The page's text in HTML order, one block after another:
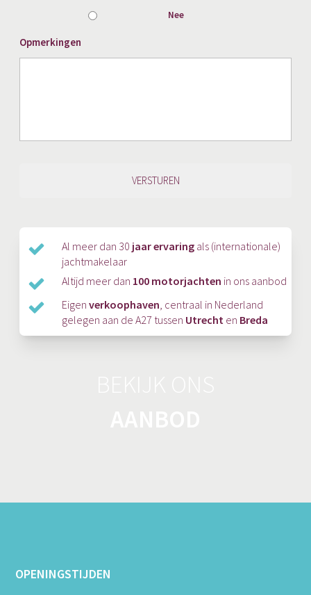
Nee
Opmerkingen
Al meer dan 30 jaar ervaring als (internationale)
jachtmakelaar
Altijd meer dan 100 motorjachten in ons aanbod
Eigenverkoophaven, centraal in Nederland
gelegen aan de A27 tussen Utrecht en Breda
OPENINGSTIJDEN